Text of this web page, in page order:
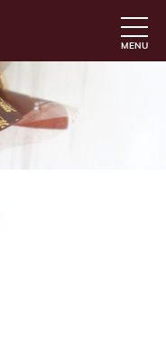
MENU